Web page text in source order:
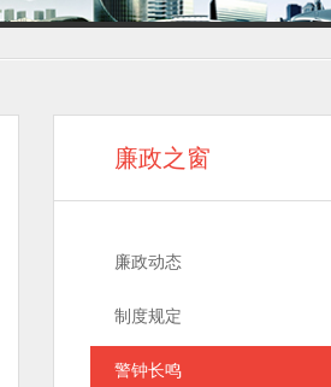
廉政之窗
廉政动态
制度规定
警钟长鸣